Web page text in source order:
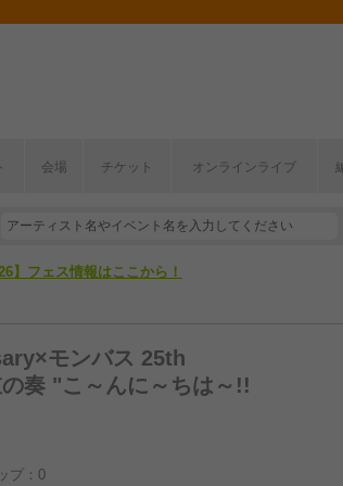
会場 チケット オンラインライブ
キング】2026年上半期編発表！
】フェス情報はここから！
モンバス 25th
奏 "こ～んに～ちは～!!
プ：0